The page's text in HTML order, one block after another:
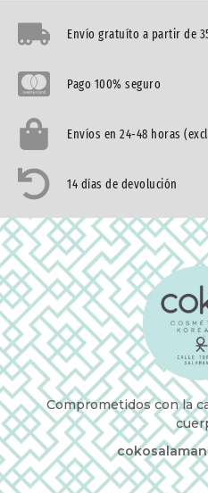
Envío gratuíto a partir de
Pago 100% seguro
Envíos en 24-48 horas
14 días de devolución
Comprometidos con la